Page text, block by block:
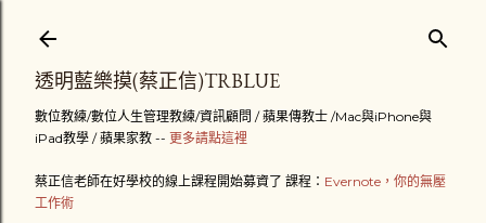
跳到主要內容
透明藍樂摸(蔡正信)TRBLUE
數位教練/數位人生管理教練/資訊顧問 / 蘋果傳教士 /Mac與iPhone與
iPad教學 / 蘋果家教 -- 更多請點這裡
蔡正信老師在好學校的線上課程開始募資了 課程： Evernote，你的無壓
工作術